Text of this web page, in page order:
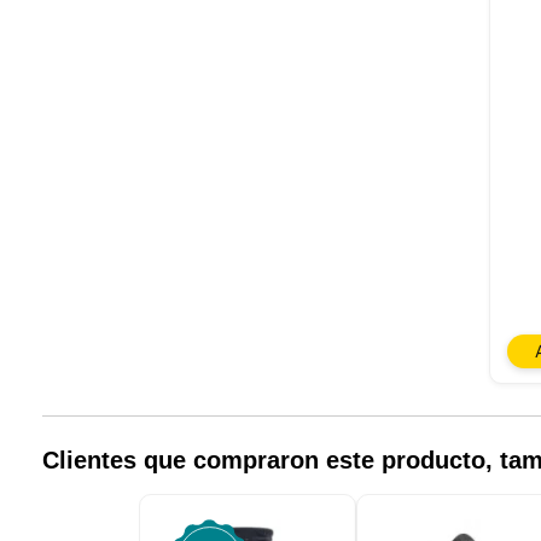
Clientes que compraron este producto,
por
carrito